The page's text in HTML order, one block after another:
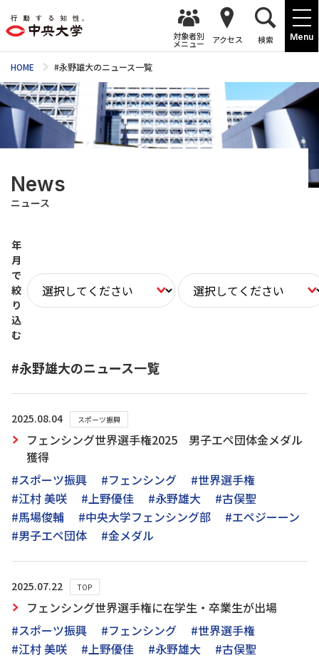
Menu
対象者別
メニュー アクセス 検索
HOME #永野雄大のニュース一覧
News
ニュース
年
月
で
絞
り
込
む
#永野雄大のニュース一覧
2025.08.04 スポーツ振興
フェンシング世界選手権2025 男子エペ団体金メダル
獲得
#スポーツ振興
#フェンシング
#世界選手権
#江村 美咲
#上野優佳 #永野雄大
#古俣聖
#馬場俊輔
#中央大学フェンシング部
#エペジーーン
#男子エペ団体
#金メダル
2025.07.22 TOP
フェンシング世界選手権に在学生・卒業生が出場
#スポーツ振興
#フェンシング
#世界選手権
#江村 美咲
#上野優佳 #永野雄大
#古俣聖